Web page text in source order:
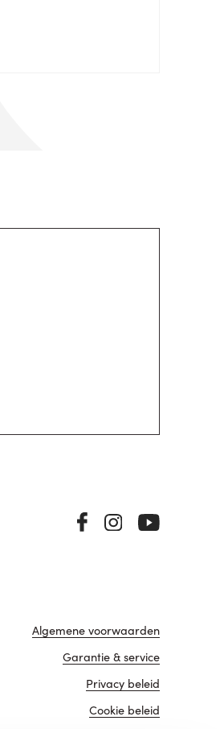
Algemene voorwaarden
Garantie & service
Privacy beleid
Cookie beleid